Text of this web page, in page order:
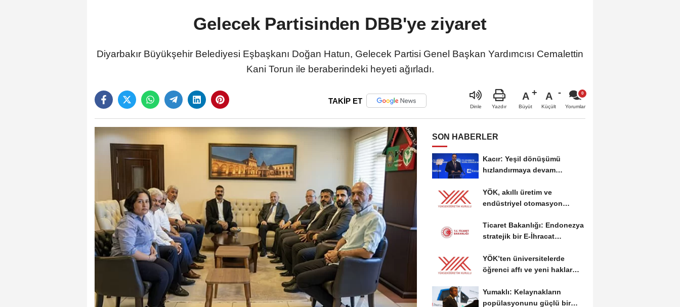
Gelecek Partisinden DBB'ye ziyaret
Diyarbakır Büyükşehir Belediyesi Eşbaşkanı Doğan Hatun, Gelecek Partisi Genel Başkan Yardımcısı Cemalettin
Kani Torun ile beraberindeki heyeti ağırladı.
TAKİP ET
Dinle Yazdır
A
Büyüt
A
Küçült Yorumlar
SON HABERLER
Kacır: Yeşil dönüşümü
hızlandırmaya devam
YÖK, akıllı üretim ve
endüstriyel otomasyon
Ticaret Bakanlığı: Endonezya
stratejik bir E-İhracat
YÖK’ten üniversitelerde
öğrenci affı ve yeni haklar
Yumaklı: Kelaynakların
popülasyonunu güçlü bir